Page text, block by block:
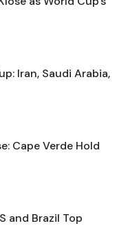
Iran, Saudi Arabia,
Cape Verde Hold
and Brazil Top